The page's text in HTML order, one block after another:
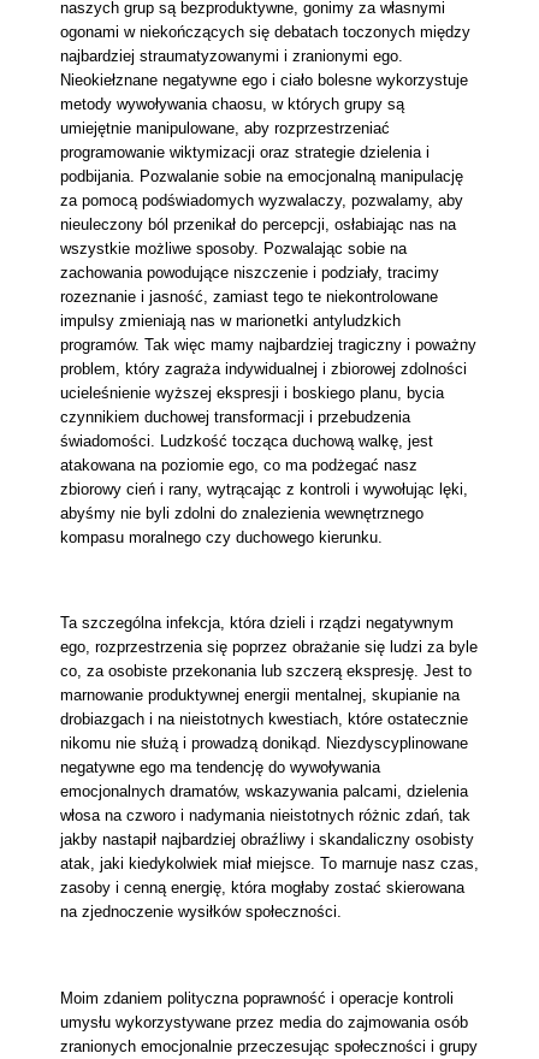
naszych grup są bezproduktywne, gonimy za własnymi
ogonami w niekończących się debatach toczonych między
najbardziej straumatyzowanymi i zranionymi ego.
Nieokiełznane negatywne ego i ciało bolesne wykorzystuje
metody wywoływania chaosu, w których grupy są
umiejętnie manipulowane, aby rozprzestrzeniać
programowanie wiktymizacji oraz strategie dzielenia i
podbijania. Pozwalanie sobie na emocjonalną manipulację
za pomocą podświadomych wyzwalaczy, pozwalamy, aby
nieuleczony ból przenikał do percepcji, osłabiając nas na
wszystkie możliwe sposoby. Pozwalając sobie na
zachowania powodujące niszczenie i podziały, tracimy
rozeznanie i jasność, zamiast tego te niekontrolowane
impulsy zmieniają nas w marionetki antyludzkich
programów. Tak więc mamy najbardziej tragiczny i poważny
problem, który zagraża indywidualnej i zbiorowej zdolności
ucieleśnienie wyższej ekspresji i boskiego planu, bycia
czynnikiem duchowej transformacji i przebudzenia
świadomości. Ludzkość tocząca duchową walkę, jest
atakowana na poziomie ego, co ma podżegać nasz
zbiorowy cień i rany, wytrącając z kontroli i wywołując lęki,
abyśmy nie byli zdolni do znalezienia wewnętrznego
kompasu moralnego czy duchowego kierunku.
Ta szczególna infekcja, która dzieli i rządzi negatywnym
ego, rozprzestrzenia się poprzez obrażanie się ludzi za byle
co, za osobiste przekonania lub szczerą ekspresję. Jest to
marnowanie produktywnej energii mentalnej, skupianie na
drobiazgach i na nieistotnych kwestiach, które ostatecznie
nikomu nie służą i prowadzą donikąd. Niezdyscyplinowane
negatywne ego ma tendencję do wywoływania
emocjonalnych dramatów, wskazywania palcami, dzielenia
włosa na czworo i nadymania nieistotnych różnic zdań, tak
jakby nastapił najbardziej obraźliwy i skandaliczny osobisty
atak, jaki kiedykolwiek miał miejsce. To marnuje nasz czas,
zasoby i cenną energię, która mogłaby zostać skierowana
na zjednoczenie wysiłków społeczności.
Moim zdaniem polityczna poprawność i operacje kontroli
umysłu wykorzystywane przez media do zajmowania osób
zranionych emocjonalnie przeczesując społeczności i grupy